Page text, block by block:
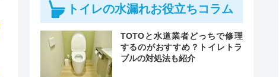
トイレの水漏れお役立ちコラム
TOTOと水道業者どっちで修理
するのがおすすめ？トイレトラ
ブルの対処法も紹介